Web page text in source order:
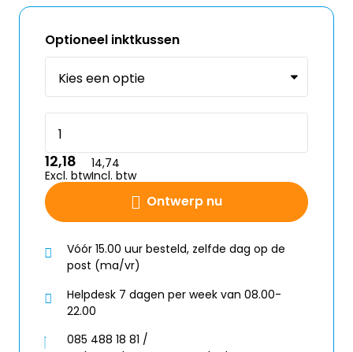
Optioneel inktkussen
Ontwerp nu
12,18
Excl. btw
14,74
Incl. btw
Vóór 15.00 uur besteld, zelfde dag op de
post (ma/vr)
Helpdesk 7 dagen per week van 08.00-
22.00
085 488 18 81 /